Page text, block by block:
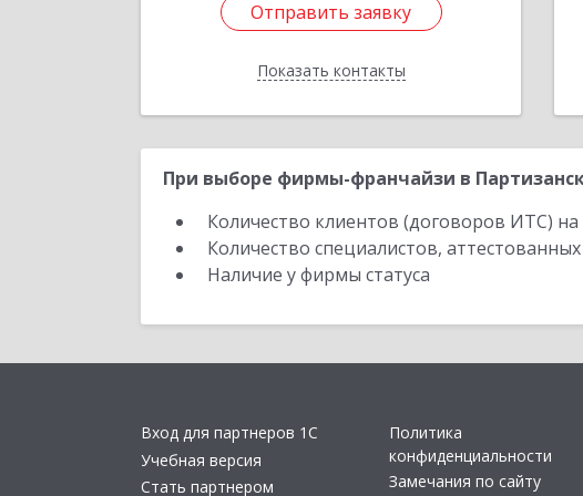
Отправить заявку
Показать контакты
Отправить заявку
Назад
При выборе фирмы-франчайзи в
Количество клиентов (договоров ИТС)
Количество специалистов,
Наличие у фирмы статуса
Вход для партнеров 1С
Учебная версия
Стать партнером
Политика
конфиденциальности
Замечания по сайту